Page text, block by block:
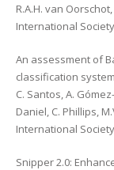
R.A.H. van
International
An assessment of
classification
C. Santos, A.
Daniel, C. Phillips,
International
Snipper 2.0: